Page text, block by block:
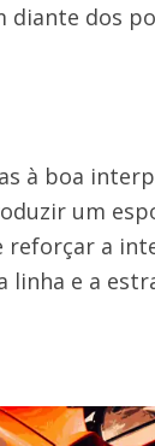
diante dos
à boa
um
reforçar a
linha e a